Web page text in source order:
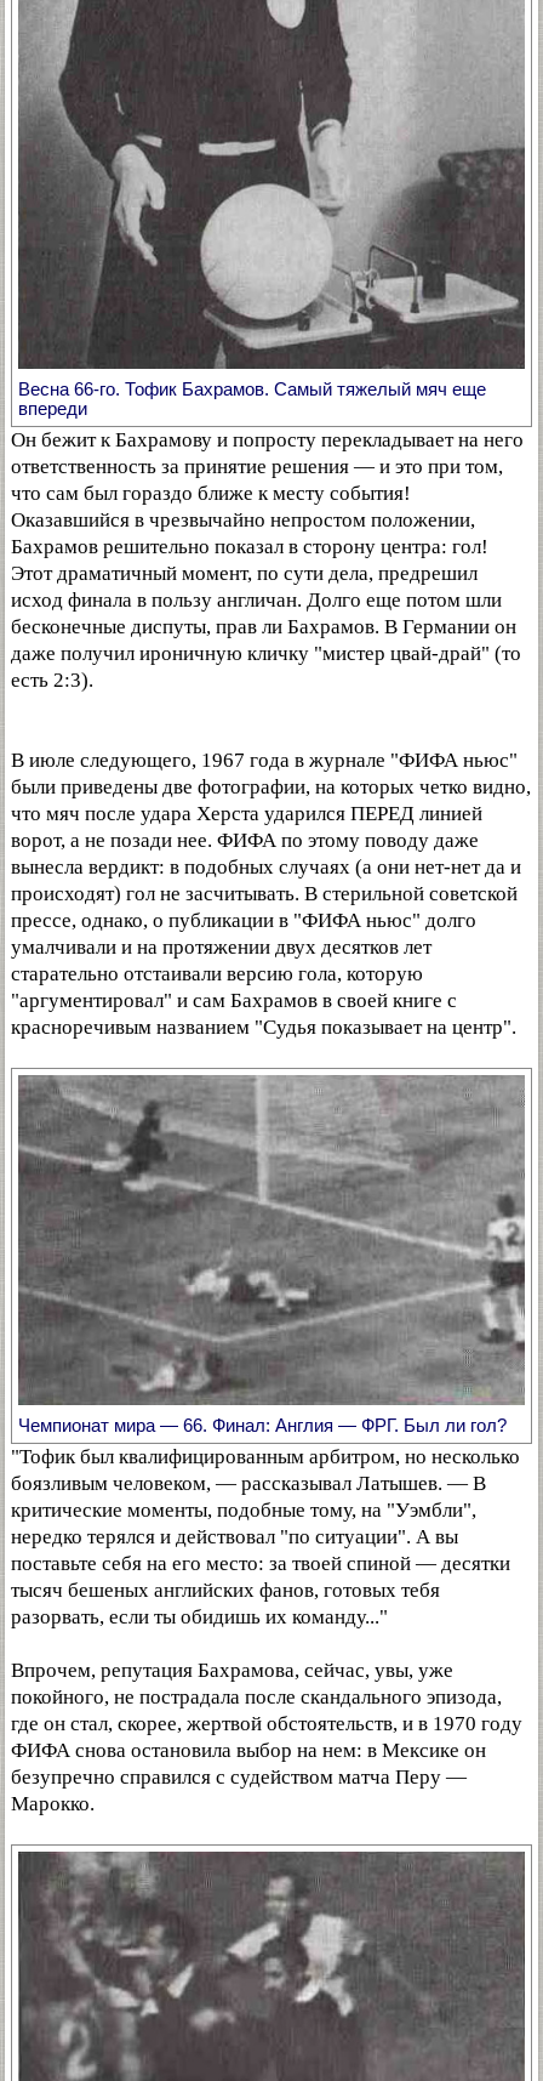
Весна 66-го. Тофик Бахрамов. Самый тяжелый мяч еще
впереди
Он бежит к Бахрамову и попросту перекладывает на него
ответственность за принятие решения — и это при том,
что сам был гораздо ближе к месту события!
Оказавшийся в чрезвычайно непростом положении,
Бахрамов решительно показал в сторону центра: гол!
Этот драматичный момент, по сути дела, предрешил
исход финала в пользу англичан. Долго еще потом шли
бесконечные диспуты, прав ли Бахрамов. В Германии он
даже получил ироничную кличку "мистер цвай-драй" (то
есть 2:3).
В июле следующего, 1967 года в журнале "ФИФА ньюс"
были приведены две фотографии, на которых четко видно,
что мяч после удара Херста ударился ПЕРЕД линией
ворот, а не позади нее. ФИФА по этому поводу даже
вынесла вердикт: в подобных случаях (а они нет-нет да и
происходят) гол не засчитывать. В стерильной советской
прессе, однако, о публикации в "ФИФА ньюс" долго
умалчивали и на протяжении двух десятков лет
старательно отстаивали версию гола, которую
"аргументировал" и сам Бахрамов в своей книге с
красноречивым названием "Судья показывает на центр".
Чемпионат мира — 66. Финал: Англия — ФРГ. Был ли гол?
"Тофик был квалифицированным арбитром, но несколько
боязливым человеком, — рассказывал Латышев. — В
критические моменты, подобные тому, на "Уэмбли",
нередко терялся и действовал "по ситуации". А вы
поставьте себя на его место: за твоей спиной — десятки
тысяч бешеных английских фанов, готовых тебя
разорвать, если ты обидишь их команду..."
Впрочем, репутация Бахрамова, сейчас, увы, уже
покойного, не пострадала после скандального эпизода,
где он стал, скорее, жертвой обстоятельств, и в 1970 году
ФИФА снова остановила выбор на нем: в Мексике он
безупречно справился с судейством матча Перу —
Марокко.